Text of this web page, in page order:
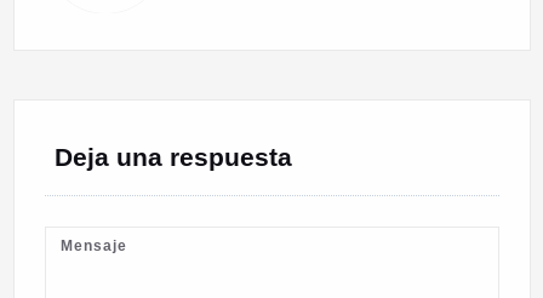
Deja una respuesta